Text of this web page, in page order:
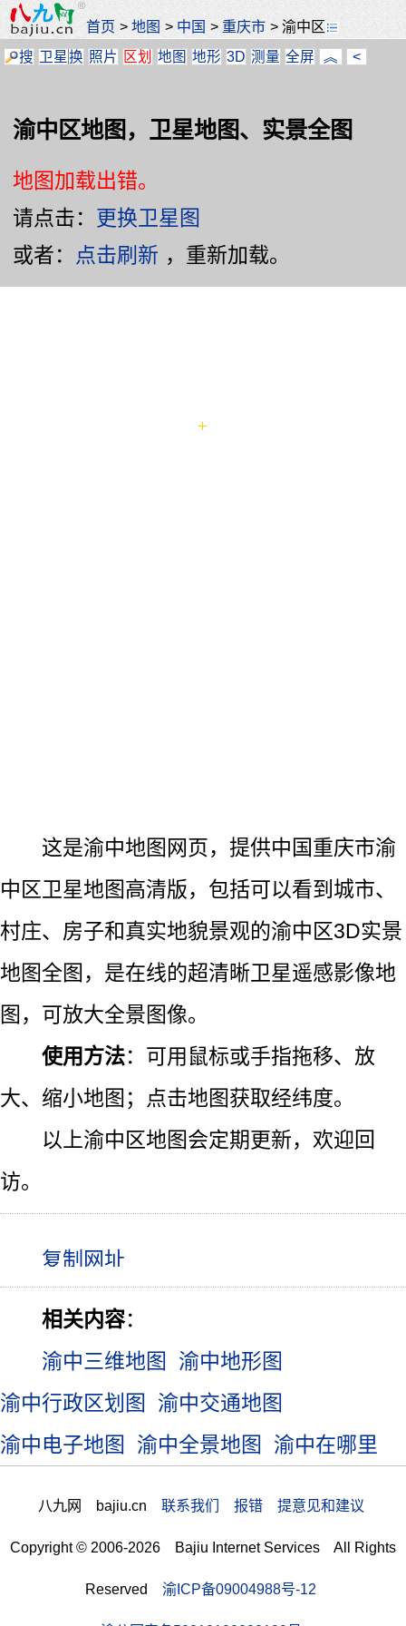
首页 >地图 > 中国 >重庆市 >渝中区
搜 卫星换 照片 区划 地图 地形 3D 测量 全屏 ︽ <
渝中区地图，卫星地图、实景全图
地图加载出错。
请点击： 更换卫星图
或者：
点击刷新 ，重新加载。
这是渝中地图网页，提供中国重庆市渝
中区卫星地图高清版，包括可以看到城市、
村庄、房子和真实地貌景观的渝中区3D实景
地图全图，是在线的超清晰卫星遥感影像地
图，可放大全景图像。
使用方法：可用鼠标或手指拖移、放
大、缩小地图；点击地图获取经纬度。
以上渝中区地图会定期更新，欢迎回
访。
相关内容：
渝中三维地图
渝中地形图
渝中行政区划图
渝中交通地图
渝中电子地图
渝中全景地图 渝中在哪里
八九网 bajiu.cn 联系我们 报错 提意见和建议
Copyright © 2006-2026 Bajiu Internet Services All Rights
Reserved 渝ICP备09004988号-12